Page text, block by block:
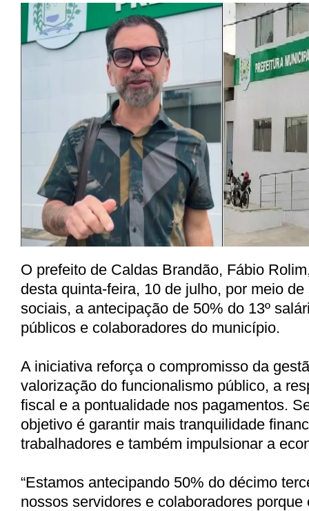
O prefeito de Caldas Brandão, Fábio
desta quinta-feira, 10 de julho, por meio
sociais, a antecipação de 50% do 13º
públicos e colaboradores do município.
A iniciativa reforça o compromisso da
valorização do funcionalismo público, a
fiscal e a pontualidade nos pagamentos.
objetivo é garantir mais tranquilidade
trabalhadores e também impulsionar a
“Estamos antecipando 50% do décimo
nossos servidores e colaboradores porque